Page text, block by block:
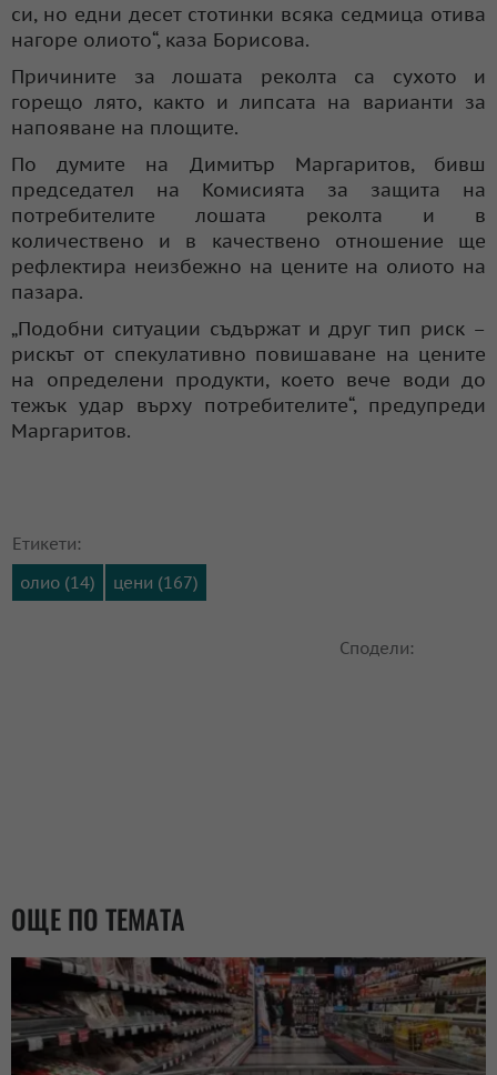
си, но едни десет стотинки всяка седмица отива
нагоре олиото“, каза Борисова.
Причините за лошата реколта са сухото и
горещо лято, както и липсата на варианти за
напояване на площите.
По думите на Димитър Маргаритов, бивш
председател на Комисията за защита на
потребителите лошата реколта и в
количествено и в качествено отношение ще
рефлектира неизбежно на цените на олиото на
пазара.
„Подобни ситуации съдържат и друг тип риск –
рискът от спекулативно повишаване на цените
на определени продукти, което вече води до
тежък удар върху потребителите“, предупреди
Маргаритов.
Етикети:
олио (14)
цени (167)
Сподели:
ОЩЕ ПО ТЕМАТА